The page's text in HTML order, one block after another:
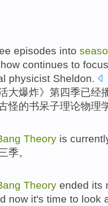
episodes into
continues to
physicist Sheldon.
大爆炸》第四季已经
怪的书呆子理论物理
Theory is
季。
Theory ended its
now it's time to look